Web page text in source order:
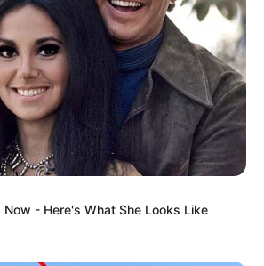
ΠΙΟ ΔΗΜΟΦΙΛΗ
- Here's What She Looks Like